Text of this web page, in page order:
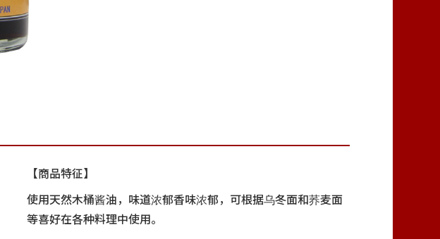
【商品特征】
使用天然木桶酱油，味道浓郁香味浓郁，可根据乌冬面和荞麦面
等喜好在各种料理中使用。